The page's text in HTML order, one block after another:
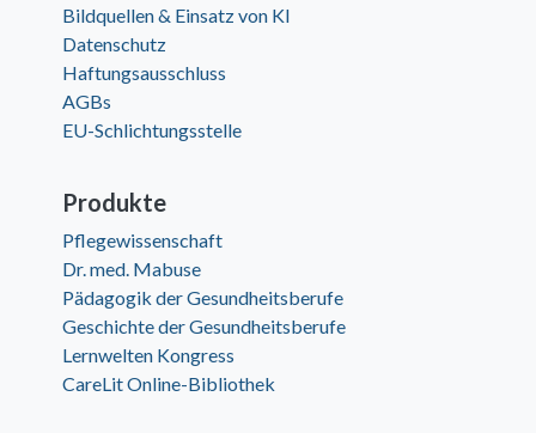
Bildquellen & Einsatz von KI
Datenschutz
Haftungsausschluss
AGBs
EU-Schlichtungsstelle
Produkte
Pflegewissenschaft
Dr. med. Mabuse
Pädagogik der Gesundheitsberufe
Geschichte der Gesundheitsberufe
Lernwelten Kongress
CareLit Online-Bibliothek